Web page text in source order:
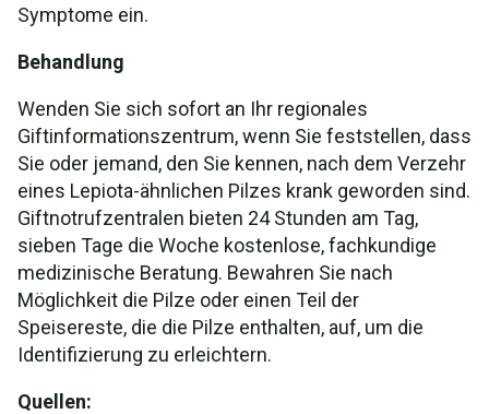
Symptome ein.
Behandlung
Wenden Sie sich sofort an Ihr regionales
Giftinformationszentrum, wenn Sie feststellen, dass
Sie oder jemand, den Sie kennen, nach dem Verzehr
eines Lepiota-ähnlichen Pilzes krank geworden sind.
Giftnotrufzentralen bieten 24 Stunden am Tag,
sieben Tage die Woche kostenlose, fachkundige
medizinische Beratung. Bewahren Sie nach
Möglichkeit die Pilze oder einen Teil der
Speisereste, die die Pilze enthalten, auf, um die
Identifizierung zu erleichtern.
Quellen: